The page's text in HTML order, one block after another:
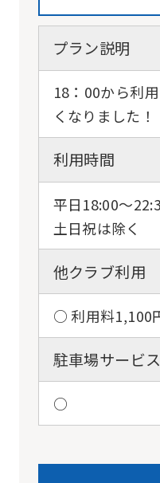
プラン説明
18：00から利
くなりました！
利用時間
平日18:00〜
土日祝は除く
他クラブ利用
○ 利用料1,100
駐車場サービス
○